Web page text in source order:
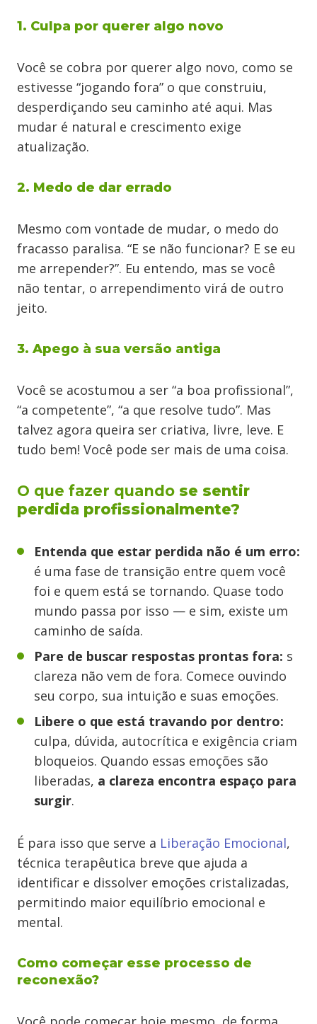
1. Culpa por querer algo novo
Você se cobra por querer algo novo, como se
estivesse “jogando fora” o que construiu,
desperdiçando seu caminho até aqui. Mas
mudar é natural e crescimento exige
atualização.
2. Medo de dar errado
Mesmo com vontade de mudar, o medo do
fracasso paralisa. “E se não funcionar? E se eu
me arrepender?”. Eu entendo, mas se você
não tentar, o arrependimento virá de outro
jeito.
3. Apego à sua versão antiga
Você se acostumou a ser “a boa profissional”,
“a competente”, “a que resolve tudo”. Mas
talvez agora queira ser criativa, livre, leve. E
tudo bem! Você pode ser mais de uma coisa.
O que fazer quando se sentir
perdida profissionalmente?
Entenda que estar perdida não é um erro:
é uma fase de transição entre quem você
foi e quem está se tornando. Quase todo
mundo passa por isso — e sim, existe um
caminho de saída.
Pare de buscar respostas prontas fora: s
clareza não vem de fora. Comece ouvindo
seu corpo, sua intuição e suas emoções.
Libere o que está travando por dentro:
culpa, dúvida, autocrítica e exigência criam
bloqueios. Quando essas emoções são
liberadas, a clareza encontra espaço para
surgir.
É para isso que serve a Liberação Emocional,
técnica terapêutica breve que ajuda a
identificar e dissolver emoções cristalizadas,
permitindo maior equilíbrio emocional e
mental.
Como começar esse processo de
reconexão?